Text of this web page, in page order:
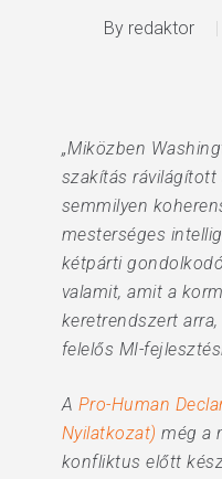
By redaktor
„Miközben
szakítás rávilágított
semmilyen
mesterséges
kétpárti
valamit, amit a
keretrendszert
felelős MI-
A Pro-Human
Nyilatkozat) még a
konfliktus előtt